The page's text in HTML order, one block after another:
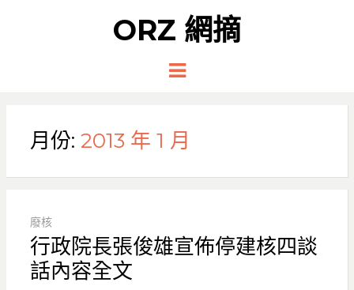
ORZ 網摘
Menu
月份: 2013 年 1 月
廢核
行政院長張俊雄宣佈停建核四談
話內容全文